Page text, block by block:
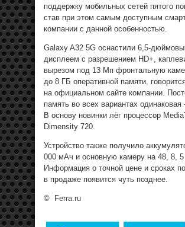
поддержку мобильных сетей пятого
став при этом самым доступным
компании с данной особенностью.
Galaxy A32 5G оснастили 6,5-
дисплеем с разрешением HD+,
вырезом под 13 Мп фронтальную
до 8 ГБ оперативной памяти,
на официальном сайте компании.
память во всех вариантах
В основу новинки лёг процессор
Dimensity 720.
Устройство также получило
000 мАч и основную камеру на 48, 8,
Информация о точной цене и сроках
в продаже появится чуть позднее.
© Ferra.ru